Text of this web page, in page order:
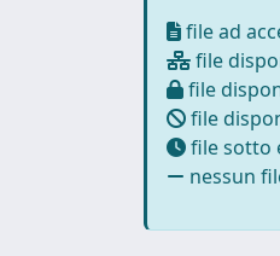
file ad
file
file
file
file sotto
nessun